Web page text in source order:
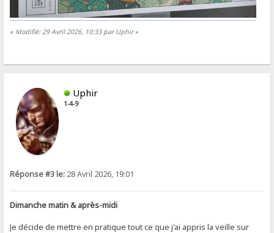
« Modifié: 29 Avril 2026, 10:33 par Uphir»
Uphir
1-4-9
Réponse #3 le: 28 Avril 2026, 19:01
Dimanche matin & après-midi
Je décide de mettre en pratique tout ce que j'ai appris la veille sur